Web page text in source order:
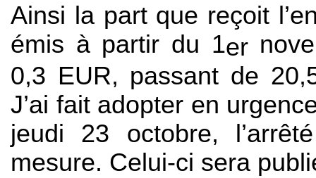
Ainsi la part que reçoit
émis à partir du 1er
0,3 EUR, passant de
J’ai fait adopter en
jeudi 23 octobre,
mesure. Celui-ci sera